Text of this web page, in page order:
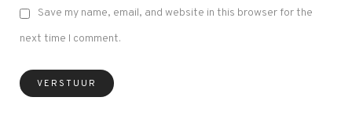
Save my name, email, and website in this browser for the
next time I comment.